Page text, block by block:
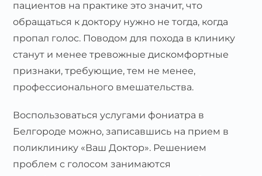
пациентов на практике это значит, что
обращаться к доктору нужно не тогда, когда
пропал голос. Поводом для похода в клинику
станут и менее тревожные дискомфортные
признаки, требующие, тем не менее,
профессионального вмешательства.
Воспользоваться услугами фониатра в
Белгороде можно, записавшись на прием в
поликлинику «Ваш Доктор». Решением
проблем с голосом занимаются